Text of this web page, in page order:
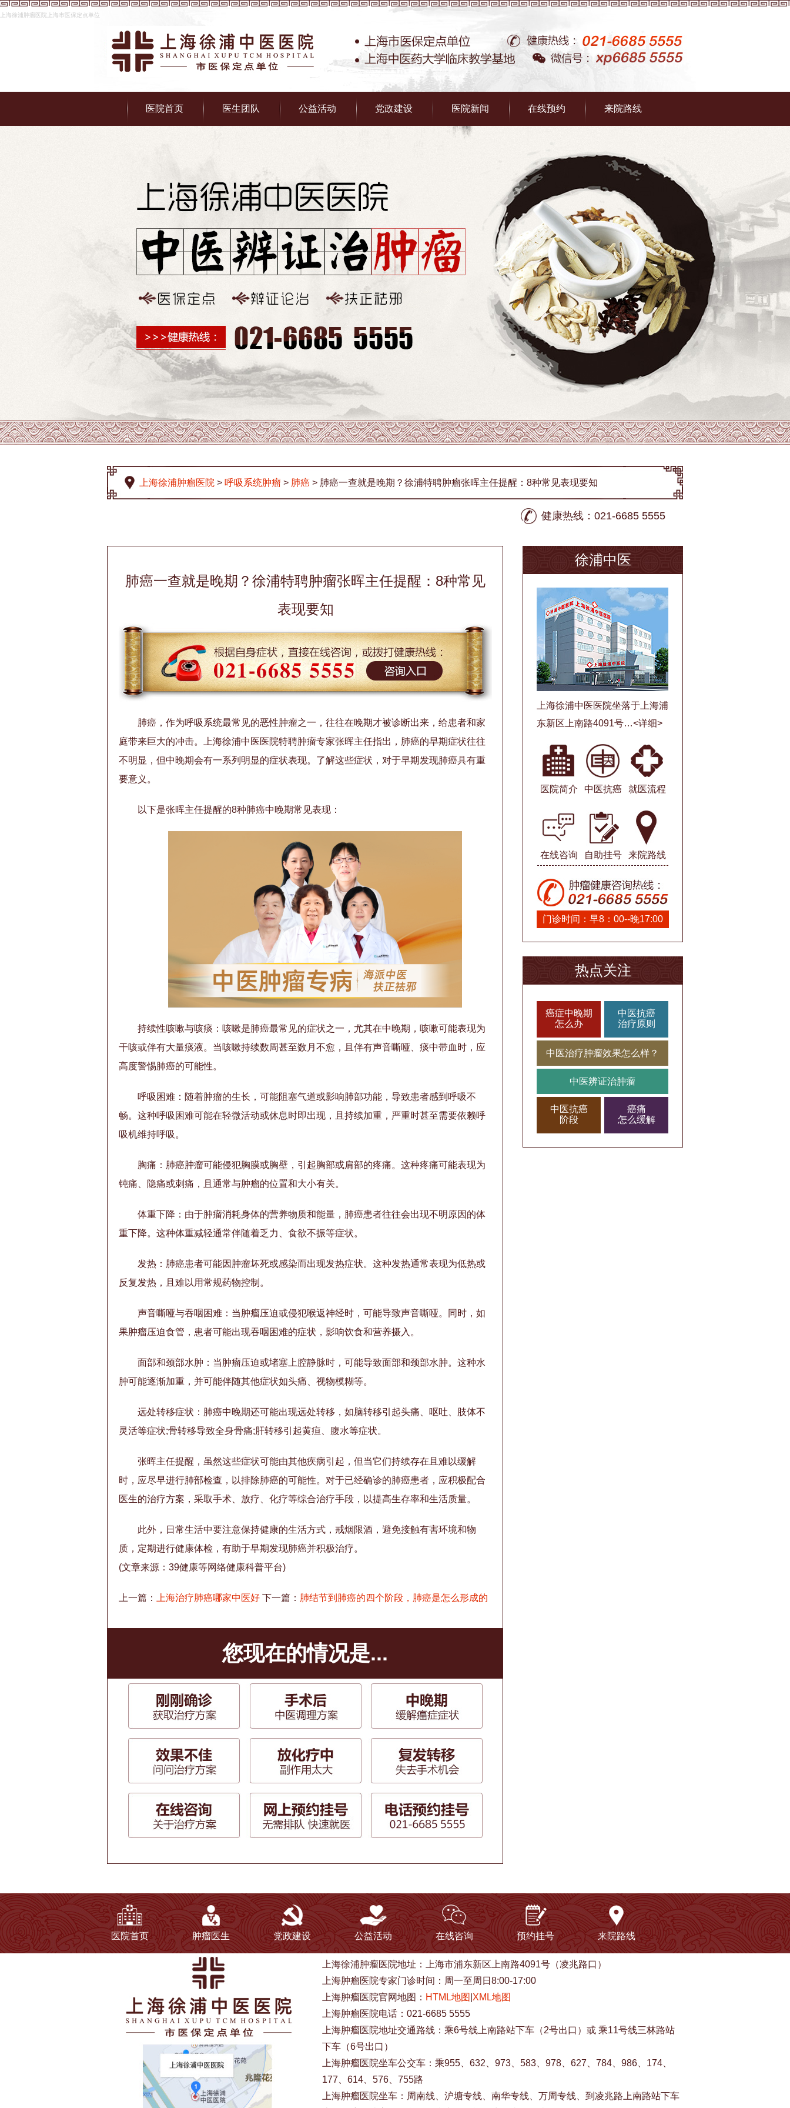
上海徐浦肿瘤医院上海市医保定点单位
医院首页 医生团队 公益活动 党政建设 医院新闻 在线预约 来院路线
上海徐浦肿瘤医院 > 呼吸系统肿瘤 > 肺癌 > 肺癌一查就是晚期？徐浦特聘肿瘤张晖主任提醒：8种常见表现要知
健康热线：021-6685 5555
肺癌一查就是晚期？徐浦特聘肿瘤张晖主任提醒：8种常见
表现要知
肺癌，作为呼吸系统最常见的恶性肿瘤之一，往往在晚期才被诊断出来，给患者和家
庭带来巨大的冲击。上海徐浦中医医院特聘肿瘤专家张晖主任指出，肺癌的早期症状往往
不明显，但中晚期会有一系列明显的症状表现。了解这些症状，对于早期发现肺癌具有重
要意义。
以下是张晖主任提醒的8种肺癌中晚期常见表现：
持续性咳嗽与咳痰：咳嗽是肺癌最常见的症状之一，尤其在中晚期，咳嗽可能表现为
干咳或伴有大量痰液。当咳嗽持续数周甚至数月不愈，且伴有声音嘶哑、痰中带血时，应
高度警惕肺癌的可能性。
呼吸困难：随着肿瘤的生长，可能阻塞气道或影响肺部功能，导致患者感到呼吸不
畅。这种呼吸困难可能在轻微活动或休息时即出现，且持续加重，严重时甚至需要依赖呼
吸机维持呼吸。
胸痛：肺癌肿瘤可能侵犯胸膜或胸壁，引起胸部或肩部的疼痛。这种疼痛可能表现为
钝痛、隐痛或刺痛，且通常与肿瘤的位置和大小有关。
体重下降：由于肿瘤消耗身体的营养物质和能量，肺癌患者往往会出现不明原因的体
重下降。这种体重减轻通常伴随着乏力、食欲不振等症状。
发热：肺癌患者可能因肿瘤坏死或感染而出现发热症状。这种发热通常表现为低热或
反复发热，且难以用常规药物控制。
声音嘶哑与吞咽困难：当肿瘤压迫或侵犯喉返神经时，可能导致声音嘶哑。同时，如
果肿瘤压迫食管，患者可能出现吞咽困难的症状，影响饮食和营养摄入。
面部和颈部水肿：当肿瘤压迫或堵塞上腔静脉时，可能导致面部和颈部水肿。这种水
肿可能逐渐加重，并可能伴随其他症状如头痛、视物模糊等。
远处转移症状：肺癌中晚期还可能出现远处转移，如脑转移引起头痛、呕吐、肢体不
灵活等症状;骨转移导致全身骨痛;肝转移引起黄疸、腹水等症状。
张晖主任提醒，虽然这些症状可能由其他疾病引起，但当它们持续存在且难以缓解
时，应尽早进行肺部检查，以排除肺癌的可能性。对于已经确诊的肺癌患者，应积极配合
医生的治疗方案，采取手术、放疗、化疗等综合治疗手段，以提高生存率和生活质量。
此外，日常生活中要注意保持健康的生活方式，戒烟限酒，避免接触有害环境和物
质，定期进行健康体检，有助于早期发现肺癌并积极治疗。
(文章来源：39健康等网络健康科普平台)
上一篇： 上海治疗肺癌哪家中医好 下一篇： 肺结节到肺癌的四个阶段，肺癌是怎么形成的
您现在的情况是...
徐浦中医
上海徐浦中医医院坐落于上海浦
东新区上南路4091号…<详细>
医院简介 中医抗癌 就医流程
在线咨询 自助挂号 来院路线
门诊时间：早8：00--晚17:00
热点关注
癌症中晚期
怎么办
中医抗癌
治疗原则
中医治疗肿瘤效果怎么样？
中医辨证治肿瘤
中医抗癌
阶段
癌痛
怎么缓解
医院首页 肿瘤医生 党政建设 公益活动 在线咨询 预约挂号 来院路线
上海徐浦肿瘤医院地址：上海市浦东新区上南路4091号（凌兆路口）
上海肿瘤医院专家门诊时间：周一至周日8:00-17:00
上海肿瘤医院官网地图： HTML地图 XML地图
上海肿瘤医院电话：021-6685 5555
上海肿瘤医院地址交通路线：乘6号线上南路站下车（2号出口）或 乘11号线三林路站
下车（6号出口）
上海肿瘤医院坐车公交车：乘955、632、973、583、978、627、784、986、174、
177、614、576、755路
上海肿瘤医院坐车：周南线、沪塘专线、南华专线、万周专线、到凌兆路上南路站下车